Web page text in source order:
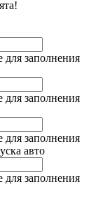
для заполнения
для заполнения
для заполнения
авто
для заполнения